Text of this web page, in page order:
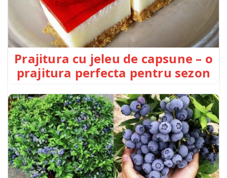
Prajitura cu jeleu de capsune – o
prajitura perfecta pentru sezon